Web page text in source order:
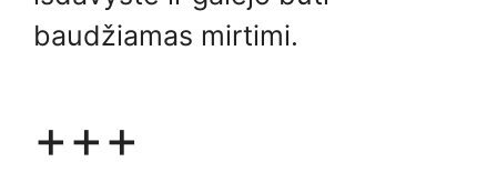
baudžiamas mirtimi.
+++